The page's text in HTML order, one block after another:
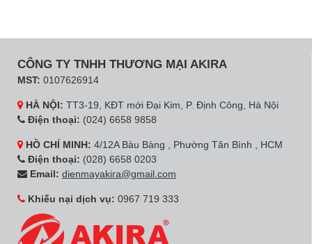
CÔNG TY TNHH THƯƠNG MẠI AKIRA
MST: 0107626914
HÀ NỘI: TT3-19, KĐT mới Đại Kim, P. Định Công, Hà Nội
Điện thoại: (024) 6658 9858
HỒ CHÍ MINH: 4/12A Bàu Bàng , Phường Tân Bình , HCM
Điện thoại: (028) 6658 0203
Email: dienmayakira@gmail.com
Khiếu nại dịch vụ: 0967 719 333